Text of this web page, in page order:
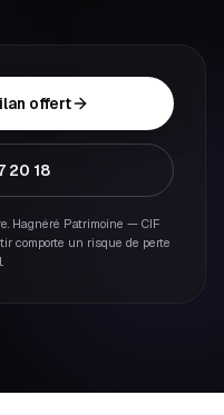
offert
20 18
Hagnéré Patrimoine — CIF
comporte un risque de perte